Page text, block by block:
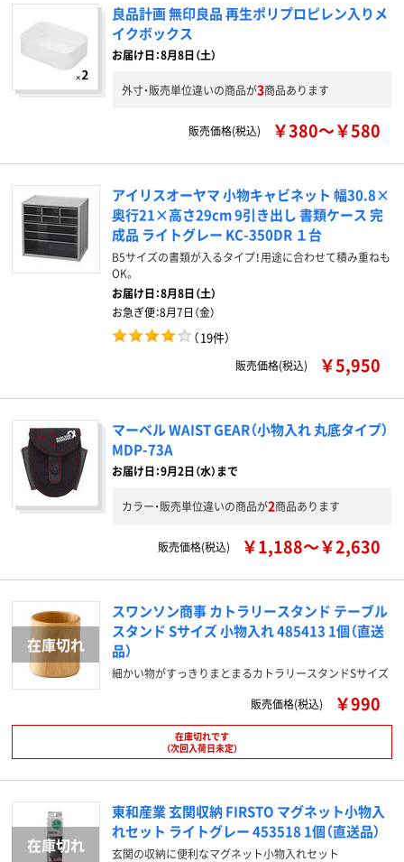
良品計画 無印良品 再生ポリプロピレン入りメ
イクボックス
お届け日：8月8日（土）
外寸・販売単位違いの商品が3商品あります
販売価格(税込) ￥380～￥580
アイリスオーヤマ 小物キャビネット 幅30.8×
奥行21×高さ29cm 9引き出し 書類ケース 完
成品 ライトグレー KC-350DR １台
B5サイズの書類が入るタイプ！用途に合わせて積み重ねも
OK。
お届け日：8月8日（土）
お急ぎ便：8月7日（金）
（19件）
販売価格(税込) ￥5,950
マーベル WAIST GEAR（小物入れ 丸底タイプ）
MDP-73A
お届け日：9月2日（水）まで
カラー・販売単位違いの商品が2商品あります
販売価格(税込) ￥1,188～￥2,630
スワンソン商事 カトラリースタンド テーブル
スタンド Sサイズ 小物入れ 485413 1個（直送
品）
細かい物がすっきりまとまるカトラリースタンドSサイズ
販売価格(税込)
￥990
在庫切れです
（次回入荷日未定）
東和産業 玄関収納 FIRSTO マグネット小物入
れセット ライトグレー 453518 1個（直送品）
玄関の収納に便利なマグネット小物入れセット